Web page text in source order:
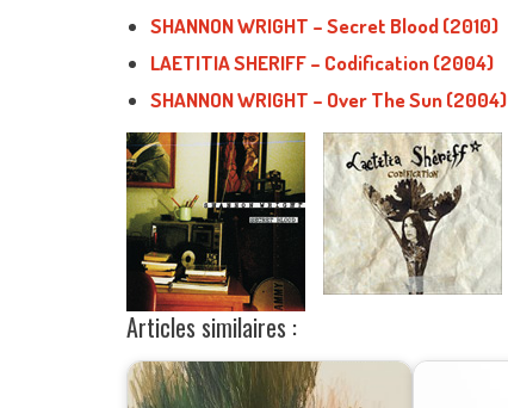
SHANNON WRIGHT – Secret Blood (2010)
LAETITIA SHERIFF – Codification (2004)
SHANNON WRIGHT – Over The Sun (2004)
Articles similaires :